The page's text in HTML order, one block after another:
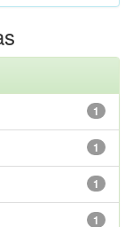
1
1
1
1